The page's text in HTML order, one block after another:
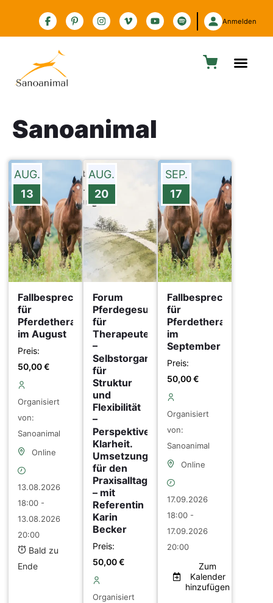
Zur Barrierefreiheitserklärung
Anmelden
Sanoanimal
AUG.
13
Fallbesprechungen
für
Pferdetherapeuten
im August
Preis:
50,00€
Organisiert
von:
Sanoanimal
Online
13.08.2026
18:00 -
13.08.2026
20:00
Bald zu
Ende
AUG.
20
Forum
Pferdegesundheit
für
Therapeuten
–
Selbstorganisation
für
Struktur
und
Flexibilität
–
Perspektive.
Klarheit.
Umsetzung
für den
Praxisalltag
– mit
Referentin
Karin
Becker
Preis:
50,00€
Organisiert
SEP.
17
Fallbesprechungen
für
Pferdetherapeuten
im
September
Preis:
50,00€
Organisiert
von:
Sanoanimal
Online
17.09.2026
18:00 -
17.09.2026
20:00
Zum
Kalender
hinzufügen